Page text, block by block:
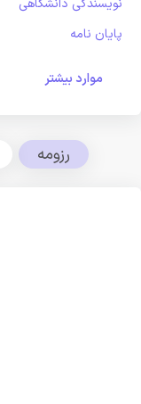
نویسندگی دانشگاهی
پایان نامه
موارد بیشتر
رزومه